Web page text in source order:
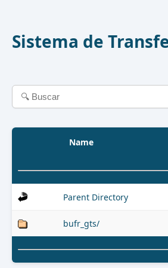
Sistema de
Name
Parent Directory
bufr_gts/